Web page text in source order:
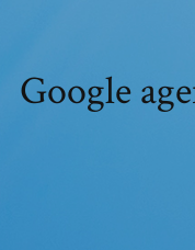
Google